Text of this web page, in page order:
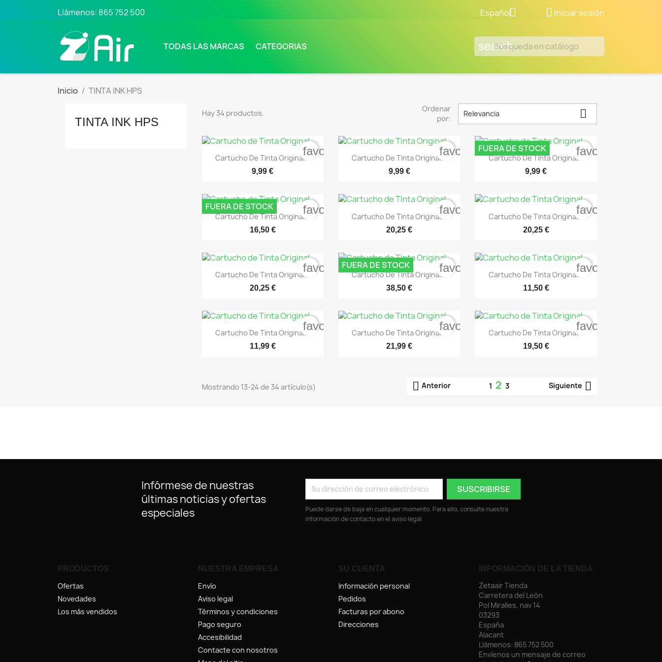
Llámenos: 865 752 500 Español  Iniciar sesión
TODAS LAS MARCAS CATEGORIAS search
Inicio TINTA INK HPS
TINTA INK HPS
Hay 34 productos.
Ordenar
por:
Relevancia 
 Vista rápida
Cartucho De Tinta Original...
9,99 €
favorite_border Vista rápida
Cartucho De Tinta Original...
9,99 €
favorite_border
 Vista rápida
Cartucho De Tinta Original...
9,99 €
FUERA DE STOCK favorite_border
 Vista rápida
Cartucho De Tinta Original...
16,50 €
FUERA DE STOCK favorite_border Vista rápida
Cartucho De Tinta Original...
20,25 €
favorite_border Vista rápida
Cartucho De Tinta Original...
20,25 €
favorite_border
 Vista rápida
Cartucho De Tinta Original...
20,25 €
favorite_border
 Vista rápida
Cartucho De Tinta Original...
38,50 €
FUERA DE STOCK favorite_border Vista rápida
Cartucho De Tinta Original...
11,50 €
favorite_border
 Vista rápida
Cartucho De Tinta Original...
11,99 €
favorite_border Vista rápida
Cartucho De Tinta Original...
21,99 €
favorite_border Vista rápida
Cartucho De Tinta Original...
19,50 €
favorite_border
Mostrando 13-24 de 34 artículo(s)  Anterior 1 2 3 Siguiente 
Infórmese de nuestras
últimas noticias y ofertas
especiales
Puede darse de baja en cualquier momento. Para ello, consulte nuestra
información de contacto en el aviso legal.
PRODUCTOS
Ofertas
Novedades
Los más vendidos
NUESTRA EMPRESA
Envío
Aviso legal
Términos y condiciones
Pago seguro
Accesibilidad
Contacte con nosotros
SU CUENTA
Información personal
Pedidos
Facturas por abono
Direcciones
INFORMACIÓN DE LA TIENDA
Zetaair Tienda
Carretera del León
Pol Miralles, nav 14
03293
España
Alacant
Llámenos: 865 752 500
Envíenos un mensaje de correo